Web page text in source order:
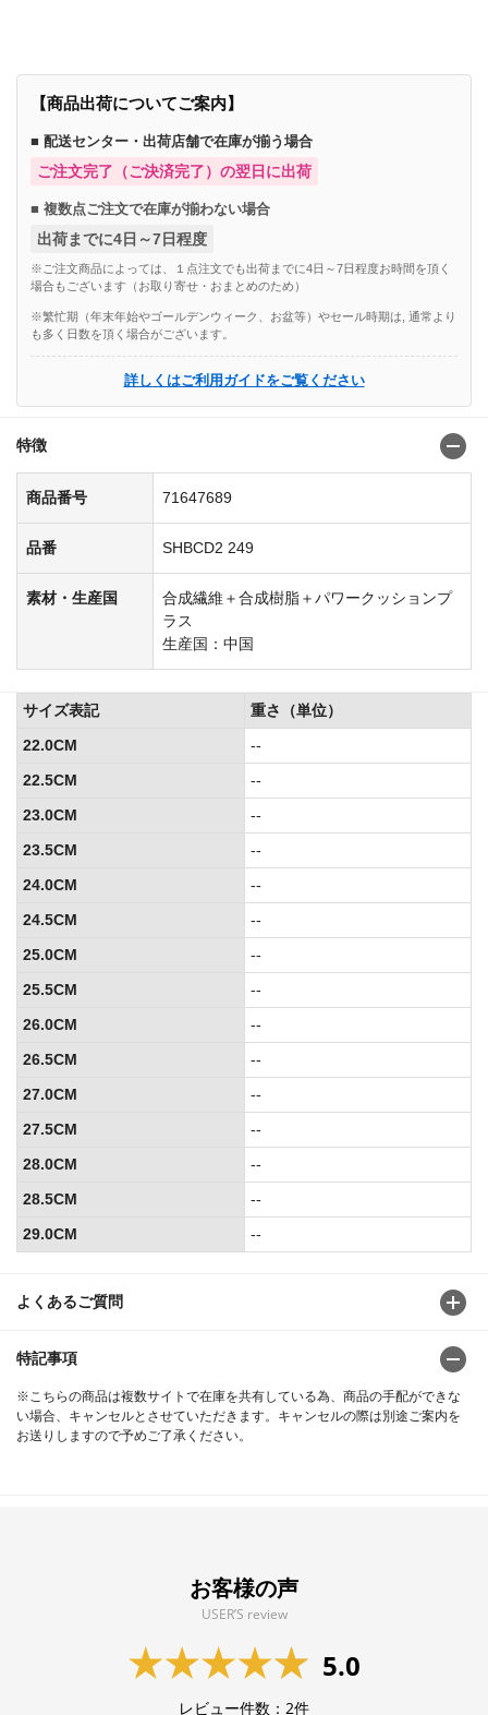
【商品出荷についてご案内】
■ 配送センター・出荷店舗で在庫が揃う場合
ご注文完了（ご決済完了）の翌日に出荷
■ 複数点ご注文で在庫が揃わない場合
出荷までに4日～7日程度
※ご注文商品によっては、１点注文でも出荷までに4日～7日程度お時間を頂く
場合もございます（お取り寄せ・おまとめのため）
※繁忙期（年末年始やゴールデンウィーク、お盆等）やセール時期は, 通常より
も多く日数を頂く場合がございます。
詳しくはご利用ガイドをご覧ください
特徴
商品番号 71647689
品番 SHBCD2 249
素材・生産国
合成繊維＋合成樹脂＋パワークッションプ
ラス
生産国：中国
よくあるご質問
特記事項
※こちらの商品は複数サイトで在庫を共有している為、商品の手配ができな
い場合、キャンセルとさせていただきます。キャンセルの際は別途ご案内を
お送りしますので予めご了承ください。
サイズ表記
重さ（単位）
22.0CM
--
22.5CM
--
23.0CM
--
23.5CM
--
24.0CM
--
24.5CM
--
25.0CM
--
25.5CM
--
26.0CM
--
26.5CM
--
27.0CM
--
27.5CM
--
28.0CM
--
28.5CM
--
29.0CM
--
お客様の声
USER’S review
5.0
レビュー件数： 2件